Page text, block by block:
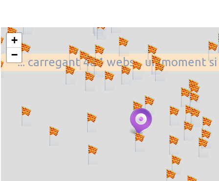
... carregant 484 webs... un moment
+
−